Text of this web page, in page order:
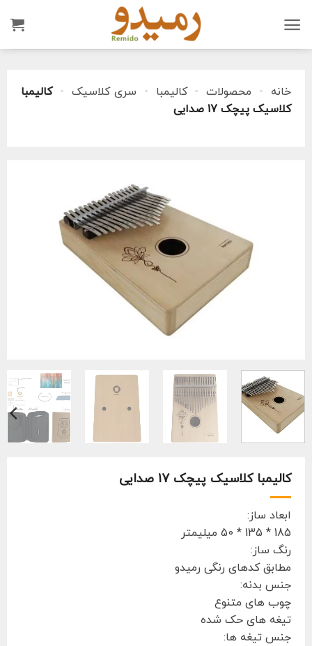
خانه - محصولات - کالیمبا - سری کلاسیک - کالیمبا
کلاسیک پیچک 17 صدایی
کالیمبا کلاسیک پیچک 17 صدایی
ابعاد ساز:
185 * 135 * 50 میلیمتر
رنگ ساز:
مطابق کدهای رنگی رمیدو
جنس بدنه:
چوب های متنوع
تیغه های حک شده
جنس تیغه ها: